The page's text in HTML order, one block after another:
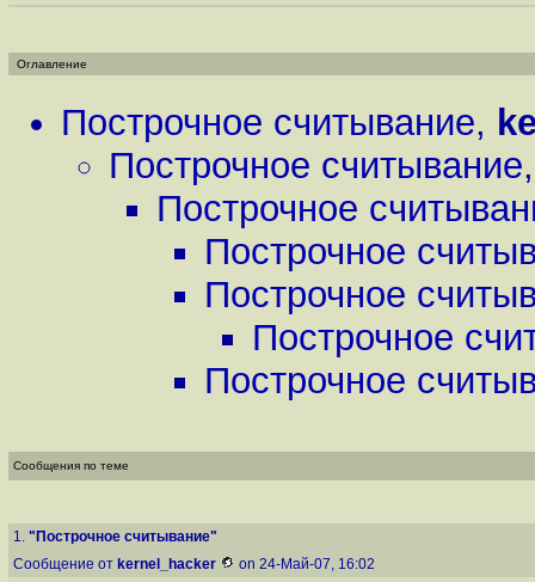
Оглавление
Построчное считывание,
Построчное считывание
Построчное
Построчное
Построчное
Построчное
Построчное
Сообщения по теме
1. "Построчное считывание"
Сообщение от kernel_hacker on 24-Май-07, 16:02